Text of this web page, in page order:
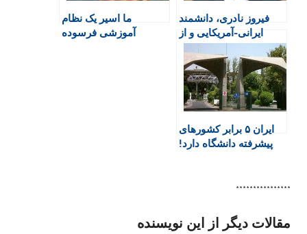
n
e
فیروز نادری، دانشمند
ایرانی-آمریکایی و از
مدیران پیشین ناسا،
درگذشت
ما اسیر یک نظام
آموزشی فرسوده
ایران ۵ برابر کشورهای
پیشرفته دانشگاه دارد!
****************
مقالات دیگر از این نویسنده